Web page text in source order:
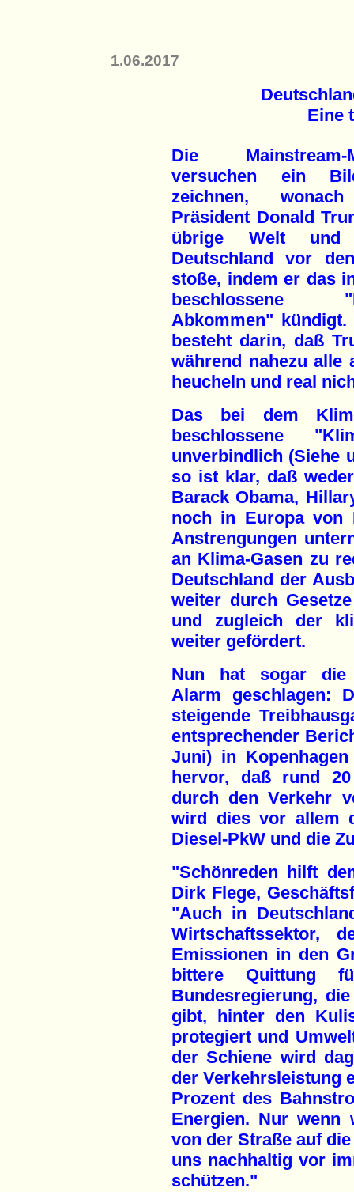
1.06.2017
Eine
Die Mainstream-
versuchen ein
zeichnen,
Präsident Donald
übrige Welt und
Deutschland vor
stoße, indem er das
beschlossene
Abkommen"
besteht darin, daß
während nahezu alle
heucheln und real
Das bei dem
beschlossene
unverbindlich (Siehe
so ist klar, daß
Barack Obama,
noch in Europa von
Anstrengungen
an Klima-Gasen zu
Deutschland der
weiter durch
und zugleich der
weiter gefördert.
Nun hat sogar die
Alarm geschlagen:
steigende
entsprechender
Juni) in
hervor, daß rund
durch den Verkehr
wird dies vor allem
Diesel-PkW und die
"Schönreden hilft
Dirk Flege,
"Auch in
Wirtschaftssektor,
Emissionen in den
bittere Quittung
Bundesregierung,
gibt, hinter den
protegiert und
der Schiene wird
der Verkehrsleistung
Prozent des
Energien. Nur wenn
von der Straße auf
uns nachhaltig vor
schützen."